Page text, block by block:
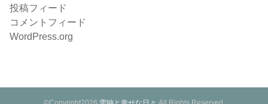
投稿フィード
コメントフィード
WordPress.org